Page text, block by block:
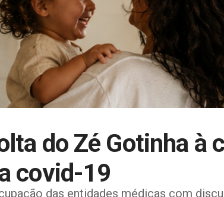
do Zé Gotinha à
covid-19
das entidades médicas com